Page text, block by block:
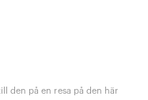
den på en resa på den här